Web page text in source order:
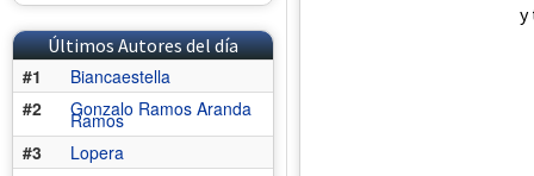
Últimos Autores del día
#1
Biancaestella
#2
Gonzalo Ramos Aranda
Ramos
#3
Lopera
y